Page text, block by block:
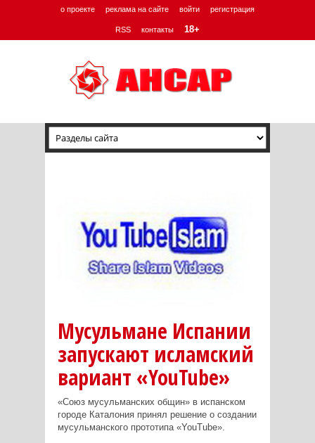
о проекте реклама на сайте войти регистрация
RSS контакты 18+
Мусульмане Испании
запускают исламский
вариант «YouTube»
«Союз мусульманских общин» в испанском
городе Каталония принял решение о создании
мусульманского прототипа «YouTube».